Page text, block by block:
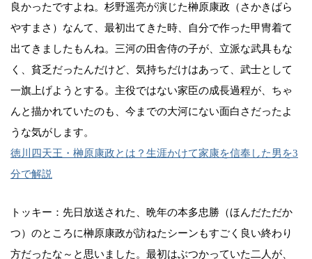
良かったですよね。杉野遥亮が演じた榊原康政（さかきばら
やすまさ）なんて、最初出てきた時、自分で作った甲冑着て
出てきましたもんね。三河の田舎侍の子が、立派な武具もな
く、貧乏だったんだけど、気持ちだけはあって、武士として
一旗上げようとする。主役ではない家臣の成長過程が、ちゃ
んと描かれていたのも、今までの大河にない面白さだったよ
うな気がします。
徳川四天王・榊原康政とは？生涯かけて家康を信奉した男を3
分で解説
トッキー：先日放送された、晩年の本多忠勝（ほんだただか
つ）のところに榊原康政が訪ねたシーンもすごく良い終わり
方だったな～と思いました。最初はぶつかっていた二人が、